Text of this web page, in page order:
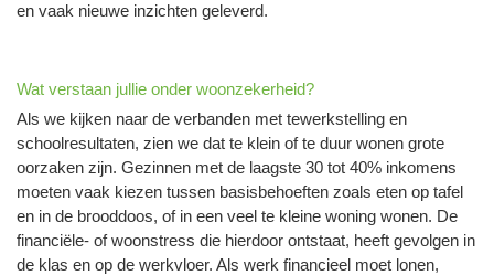
en vaak nieuwe inzichten geleverd.
Wat verstaan jullie onder woonzekerheid?
Als we kijken naar de verbanden met tewerkstelling en
schoolresultaten, zien we dat te klein of te duur wonen grote
oorzaken zijn. Gezinnen met de laagste 30 tot 40% inkomens
moeten vaak kiezen tussen basisbehoeften zoals eten op tafel
en in de brooddoos, of in een veel te kleine woning wonen. De
financiële- of woonstress die hierdoor ontstaat, heeft gevolgen in
de klas en op de werkvloer. Als werk financieel moet lonen,